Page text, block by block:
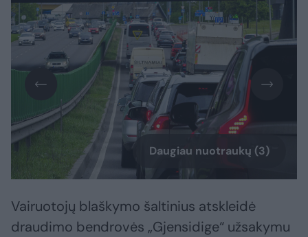
Daugiau nuotraukų (3)
Vairuotojų blaškymo šaltinius atskleidė
draudimo bendrovės „Gjensidige“ užsakymu